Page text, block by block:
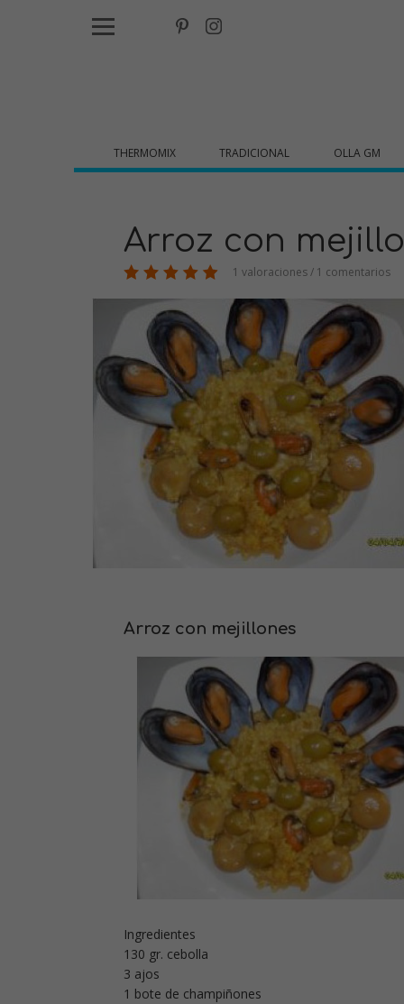
THERMOMIX TRADICIONAL OLLA GM
Arroz con
1 valoraciones / 1 comentarios
Arroz con mejillones
Ingredientes
130 gr. cebolla
3 ajos
1 bote de champiñones